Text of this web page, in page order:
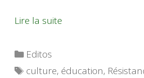
Lire la suite
Catégories
Editos
Étiquettes
culture, éducation,